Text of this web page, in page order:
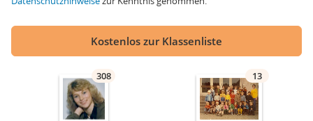
Kostenlos zur Klassenliste
308 13